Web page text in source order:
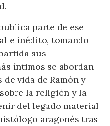
parte de ese
e inédito, tomando
sus
íntimos se abordan
vida de Ramón y
la religión y la
del legado material
aragonés tras